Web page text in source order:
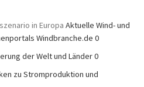
in Europa Aktuelle Wind- und
Windbranche.de 0
der Welt und Länder 0
zu Stromproduktion und